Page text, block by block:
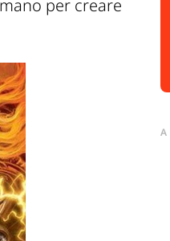
per creare